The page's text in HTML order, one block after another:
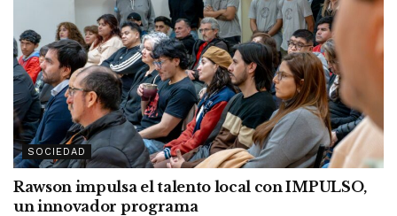
SOCIEDAD
Rawson impulsa el talento local con IMPULSO,
un innovador programa